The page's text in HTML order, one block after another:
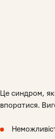
Це синдром,
впоратися.